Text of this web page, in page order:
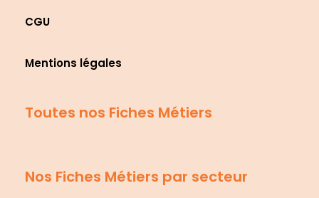
CGU
Mentions légales
Toutes nos Fiches Métiers
Nos Fiches Métiers par secteur